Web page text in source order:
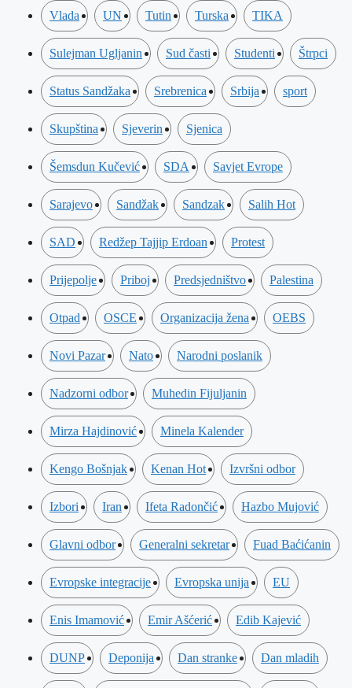
Vlada UN Tutin Turska TIKA
Sulejman Ugljanin Sud časti Studenti Štrpci
Status Sandžaka Srebrenica Srbija sport
Skupština Sjeverin Sjenica
Šemsdun Kučević SDA Savjet Evrope
Sarajevo Sandžak Sandzak Salih Hot
SAD Redžep Tajjip Erdoan Protest
Prijepolje Priboj Predsjedništvo Palestina
Otpad OSCE Organizacija žena OEBS
Novi Pazar Nato Narodni poslanik
Nadzorni odbor Muhedin Fijuljanin
Mirza Hajdinović Minela Kalender
Kengo Bošnjak Kenan Hot Izvršni odbor
Izbori Iran Ifeta Radončić Hazbo Mujović
Glavni odbor Generalni sekretar Fuad Baćićanin
Evropske integracije Evropska unija EU
Enis Imamović Emir Ašćerić Edib Kajević
DUNP Deponija Dan stranke Dan mladih